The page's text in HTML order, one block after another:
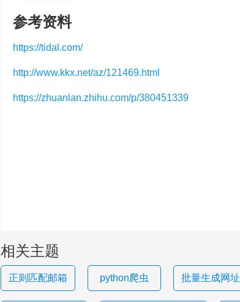
参考资料
https://tidal.com/
http://www.kkx.net/az/121469.html
https://zhuanlan.zhihu.com/p/380451339
相关主题
正则匹配邮箱 python爬虫 批量生成网址